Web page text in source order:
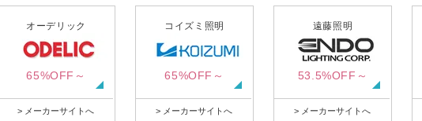
オーデリック
65%OFF～
> メーカーサイトへ
コイズミ照明
65%OFF～
> メーカーサイトへ
遠藤照明
53.5%OFF～
> メーカーサイトへ